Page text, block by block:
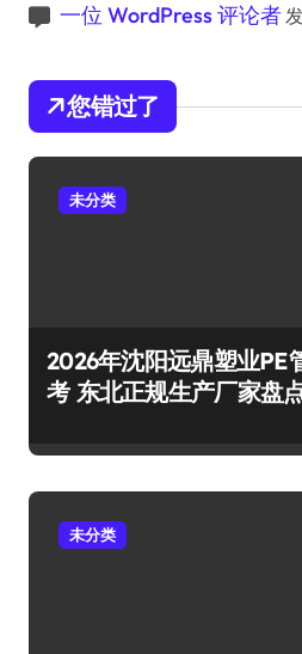
一位 WordPress 评论者
您错过了
未分类
2026年沈阳远鼎塑业PE
考 东北正规生产厂家盘
未分类